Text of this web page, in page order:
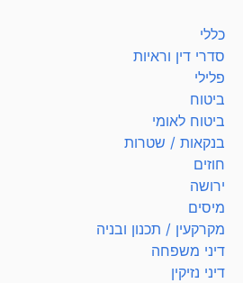
כללי
סדרי דין וראיות
פלילי
ביטוח
ביטוח לאומי
בנקאות / שטרות
חוזים
ירושה
מיסים
מקרקעין / תכנון ובניה
דיני משפחה
דיני נזיקין